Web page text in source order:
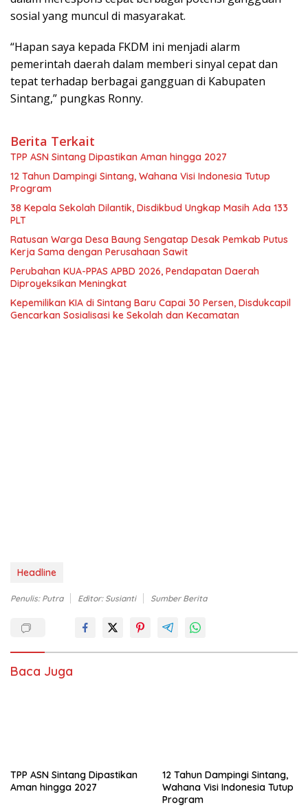
sosial yang muncul di masyarakat.
“Hapan saya kepada FKDM ini menjadi alarm
pemerintah daerah dalam memberi sinyal cepat dan
tepat terhadap berbagai gangguan di Kabupaten
Sintang,” pungkas Ronny.
Berita Terkait
TPP ASN Sintang Dipastikan Aman hingga 2027
12 Tahun Dampingi Sintang, Wahana Visi Indonesia Tutup
Program
38 Kepala Sekolah Dilantik, Disdikbud Ungkap Masih Ada 133
PLT
Ratusan Warga Desa Baung Sengatap Desak Pemkab Putus
Kerja Sama dengan Perusahaan Sawit
Perubahan KUA-PPAS APBD 2026, Pendapatan Daerah
Diproyeksikan Meningkat
Kepemilikan KIA di Sintang Baru Capai 30 Persen, Disdukcapil
Gencarkan Sosialisasi ke Sekolah dan Kecamatan
Headline
Penulis: Putra Editor: Susianti Sumber Berita
Baca Juga
TPP ASN Sintang Dipastikan
Aman hingga 2027
12 Tahun Dampingi Sintang,
Wahana Visi Indonesia Tutup
Program